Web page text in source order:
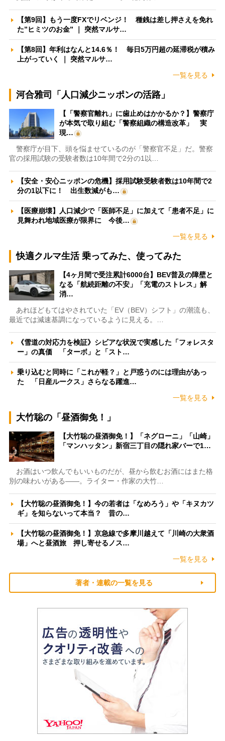
【第9回】もう一度FXでリベンジ！ 種銭は差し押さえを免れ
た”ヒミツのお金” ｜ 突然マルサ…
【第8回】年利はなんと14.6％！ 毎日5万円超の延滞税が積み
上がっていく ｜ 突然マルサ…
一覧を見る
河合雅司「人口減少ニッポンの活路」
【「警察官離れ」に歯止めはかかるか？】警察庁
が本気で取り組む「警察組織の構造改革」 実
現…
警察庁が目下、頭を悩ませているのが「警察官不足」だ。警察
官の採用試験の受験者数は10年間で2分の1以…
【安全・安心ニッポンの危機】採用試験受験者数は10年間で2
分の1以下に！ 出生数減がも…
【医療崩壊】人口減少で「医師不足」に加えて「患者不足」に
見舞われ地域医療が限界に 今後…
一覧を見る
快適クルマ生活 乗ってみた、使ってみた
【4ヶ月間で受注累計6000台】BEV普及の障壁と
なる「航続距離の不安」「充電のストレス」解
消…
あれほどもてはやされていた「EV（BEV）シフト」の潮流も、
最近では減速基調になっているように見える。…
《雪道の対応力を検証》シビアな状況で実感した「フォレスタ
ー」の真価 「ターボ」と「スト…
乗り込むと同時に「これが軽？」と戸惑うのには理由があっ
た 「日産ルークス」さらなる躍進…
一覧を見る
大竹聡の「昼酒御免！」
【大竹聡の昼酒御免！】「ネグローニ」「山崎」
「マンハッタン」新宿三丁目の隠れ家バーで1…
お酒はいつ飲んでもいいものだが、昼から飲むお酒にはまた格
別の味わいがある――。ライター・作家の大竹…
【大竹聡の昼酒御免！】今の若者は「なめろう」や「キヌカツ
ギ」を知らないって本当？ 昔の…
【大竹聡の昼酒御免！】京急線で多摩川越えて「川崎の大衆酒
場」へと昼酒旅 押し寄せるノス…
一覧を見る
著者・連載の一覧を見る